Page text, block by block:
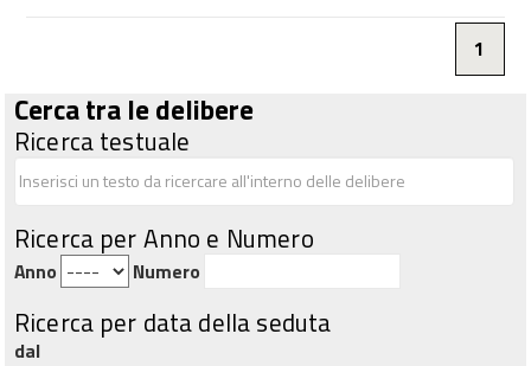
1
Cerca tra le delibere
Ricerca testuale
Ricerca per Anno e Numero
Anno Numero
Ricerca per data della seduta
dal